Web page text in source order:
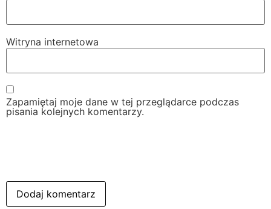
Witryna internetowa
Zapamiętaj moje dane w tej przeglądarce podczas
pisania kolejnych komentarzy.